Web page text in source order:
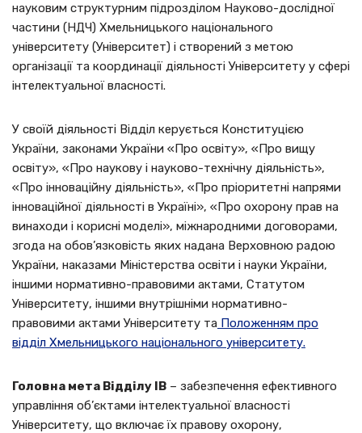
науковим структурним підрозділом Науково-дослідної
частини (НДЧ) Хмельницького національного
університету (Університет) і створений з метою
організації та координації діяльності Університету у сфері
інтелектуальної власності.
У своїй діяльності Відділ керується Конституцією
України, законами України «Про освіту», «Про вищу
освіту», «Про наукову і науково-технічну діяльність»,
«Про інноваційну діяльність», «Про пріоритетні напрями
інноваційної діяльності в Україні», «Про охорону прав на
винаходи і корисні моделі», міжнародними договорами,
згода на обов’язковість яких надана Верховною радою
України, наказами Міністерства освіти і науки України,
іншими нормативно-правовими актами, Статутом
Університету, іншими внутрішніми нормативно-
правовими актами Університету та Положенням про
відділ Хмельницького національного університету.
Головна мета Відділу ІВ – забезпечення ефективного
управління об’єктами інтелектуальної власності
Університету, що включає їх правову охорону,